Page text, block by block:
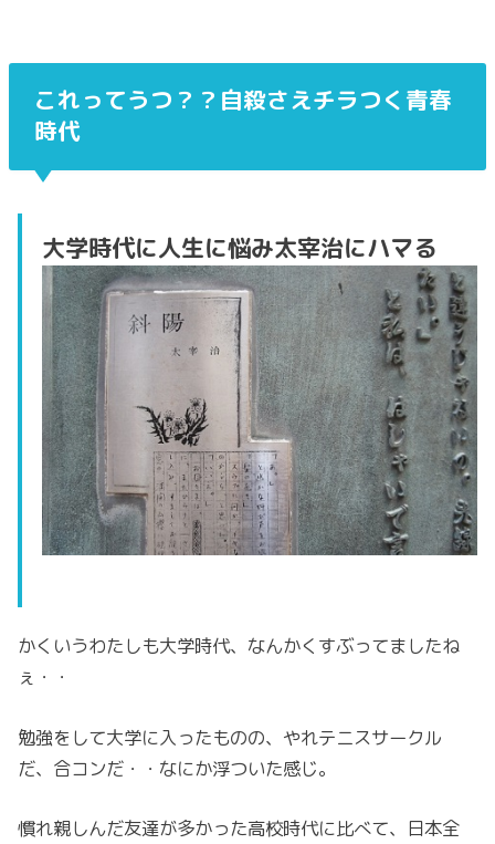
これってうつ？？自殺さえチラつく青春
時代
大学時代に人生に悩み太宰治にハマる
かくいうわたしも大学時代、なんかくすぶってましたね
ぇ・・
勉強をして大学に入ったものの、やれテニスサークル
だ、合コンだ・・なにか浮ついた感じ。
慣れ親しんだ友達が多かった高校時代に比べて、日本全